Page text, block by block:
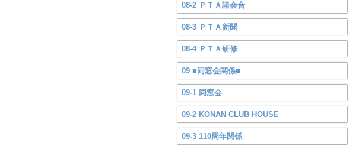
08-2 ＰＴＡ諸会合
08-3 ＰＴＡ新聞
08-4 ＰＴＡ研修
09 ■同窓会関係■
09-1 同窓会
09-2 KONAN CLUB HOUSE
09-3 110周年関係